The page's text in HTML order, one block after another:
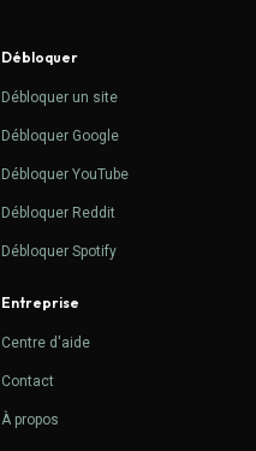
Débloquer
Débloquer un site
Débloquer Google
Débloquer YouTube
Débloquer Reddit
Débloquer Spotify
Entreprise
Centre d'aide
Contact
À propos